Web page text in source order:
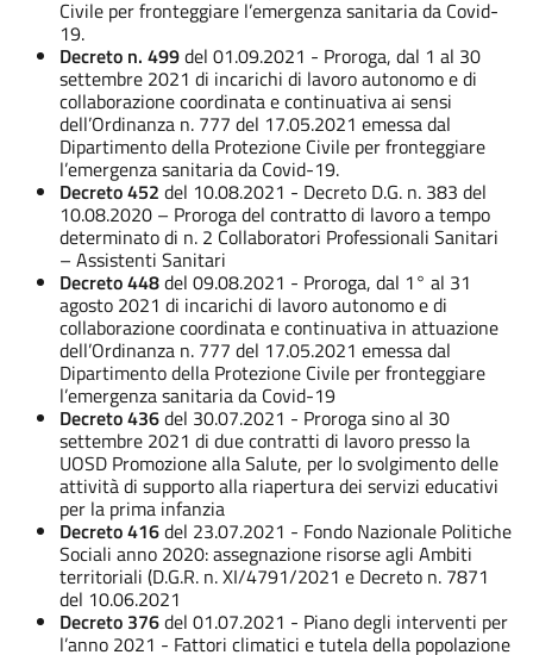
Civile per fronteggiare l’emergenza sanitaria da Covid-
19.
Decreto n. 499del 01.09.2021 - Proroga, dal 1 al 30
settembre 2021 di incarichi di lavoro autonomo e di
collaborazione coordinata e continuativa ai sensi
dell’Ordinanza n. 777 del 17.05.2021 emessa dal
Dipartimento della Protezione Civile per fronteggiare
l’emergenza sanitaria da Covid-19.
Decreto 452 del 10.08.2021 - Decreto D.G. n. 383 del
10.08.2020 – Proroga del contratto di lavoro a tempo
determinato di n. 2 Collaboratori Professionali Sanitari
– Assistenti Sanitari
Decreto 448del 09.08.2021 - Proroga, dal 1° al 31
agosto 2021 di incarichi di lavoro autonomo e di
collaborazione coordinata e continuativa in attuazione
dell’Ordinanza n. 777 del 17.05.2021 emessa dal
Dipartimento della Protezione Civile per fronteggiare
l’emergenza sanitaria da Covid-19
Decreto 436del 30.07.2021 - Proroga sino al 30
settembre 2021 di due contratti di lavoro presso la
UOSD Promozione alla Salute, per lo svolgimento delle
attività di supporto alla riapertura dei servizi educativi
per la prima infanzia
Decreto 416del 23.07.2021 - Fondo Nazionale Politiche
Sociali anno 2020: assegnazione risorse agli Ambiti
territoriali (D.G.R. n. XI/4791/2021 e Decreto n. 7871
del 10.06.2021
Decreto 376del 01.07.2021 - Piano degli interventi per
l’anno 2021 - Fattori climatici e tutela della popolazione